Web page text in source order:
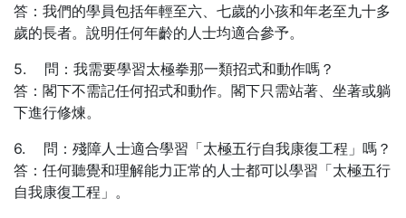
答：我們的學員包括年輕至六、七歲的小孩和年老至九十多
歲的長者。說明任何年齡的人士均適合參予。
5. 問：我需要學習太極拳那一類招式和動作嗎？
答：閣下不需記任何招式和動作。閣下只需站著、坐著或躺
下進行修煉。
6. 問：殘障人士適合學習「太極五行自我康復工程」嗎？
答：任何聽覺和理解能力正常的人士都可以學習「太極五行
自我康復工程」。